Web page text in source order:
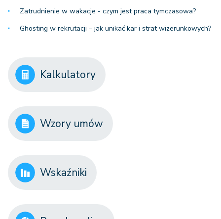
Zatrudnienie w wakacje - czym jest praca tymczasowa?
Ghosting w rekrutacji – jak unikać kar i strat wizerunkowych?
Kalkulatory
Wzory umów
Wskaźniki